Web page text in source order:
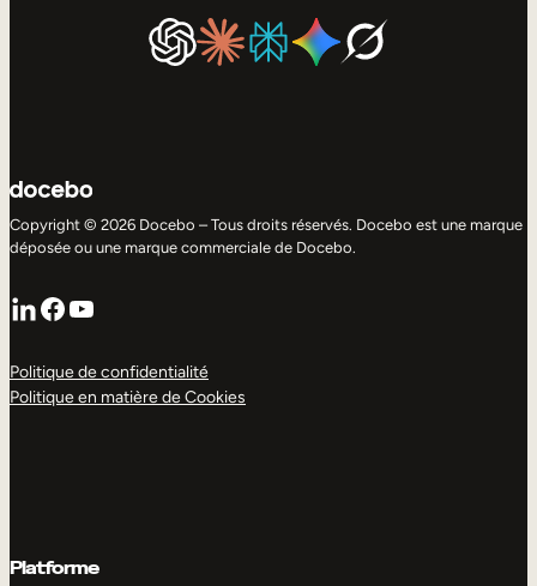
Copyright © 2026 Docebo – Tous droits réservés. Docebo est une marque
déposée ou une marque commerciale de Docebo.
LinkedIn
Facebook
YouTube
Politique de confidentialité
Politique en matière de Cookies
Platforme